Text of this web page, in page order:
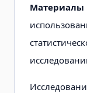
Материалы